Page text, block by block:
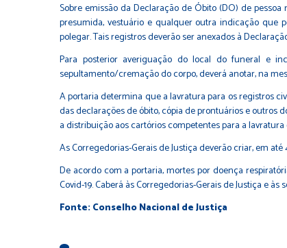
Sobre emissão da Declaração de Óbito (DO) de
presumida, vestuário e qualquer outra indicação que
polegar. Tais registros deverão ser anexados à
Para posterior averiguação do local do funeral e
sepultamento/cremação do corpo, deverá anotar, na
A portaria determina que a lavratura para os registros
das declarações de óbito, cópia de prontuários e outros
a distribuição aos cartórios competentes para a
As Corregedorias-Gerais de Justiça deverão criar, em
De acordo com a portaria, mortes por doença
Covid-19. Caberá às Corregedorias-Gerais de Justiça e
Fonte: Conselho Nacional de Justiça